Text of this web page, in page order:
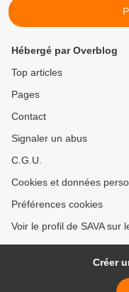
Hébergé par Overblog
Top articles
Pages
Contact
Signaler un abus
C.G.U.
Cookies et données
Préférences cookies
Voir le profil de SAVA sur
Créer